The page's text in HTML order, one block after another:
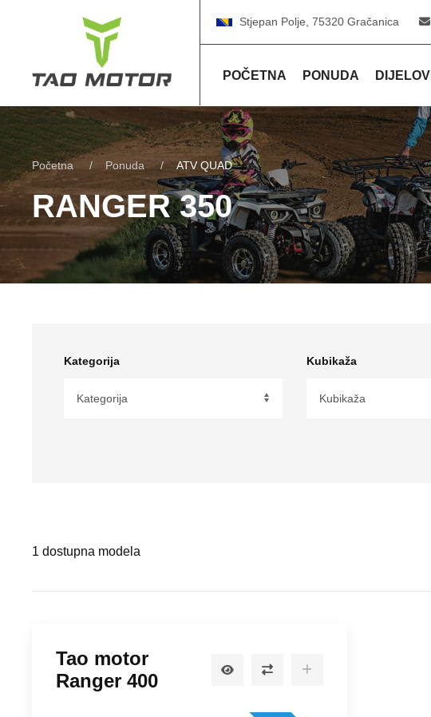
Stjepan Polje, 75320 Gračanica
POČETNA PONUDA DIJELOVI
Početna Ponuda ATV QUAD
RANGER 350
Kategorija Kubikaža
1 dostupna modela
Tao motor
Ranger 400